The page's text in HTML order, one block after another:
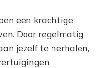
een krachtige
Door regelmatig
jezelf te herhalen,